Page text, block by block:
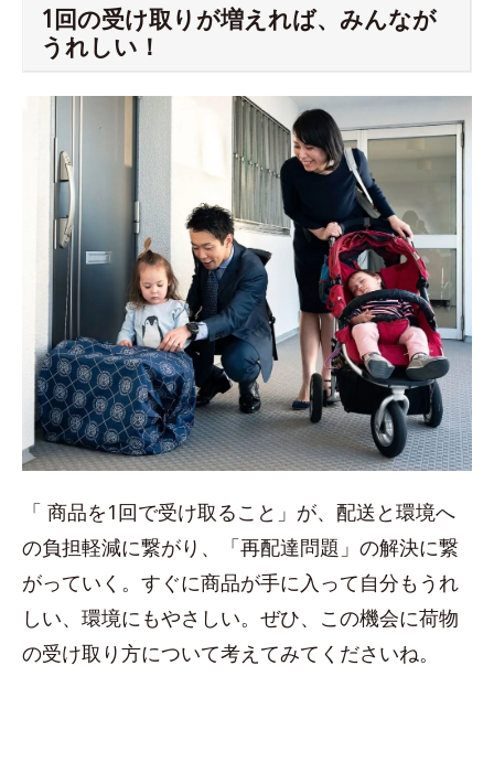
1回の受け取りが増えれば、みんなが
うれしい！
「 商品を1回で受け取ること」が、配送と環境へ
の負担軽減に繋がり、「再配達問題」の解決に繋
がっていく。すぐに商品が手に入って自分もうれ
しい、環境にもやさしい。ぜひ、この機会に荷物
の受け取り方について考えてみてくださいね。